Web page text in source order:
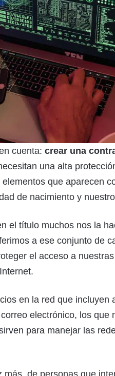
cuenta: crear una
una alta
que aparecen
de nacimiento y
el título muchos nos la
a ese conjunto de
el acceso a
en la red que incluyen
electrónico, los que
para manejar las